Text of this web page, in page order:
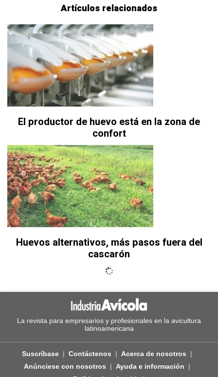
Artículos relacionados
El productor de huevo está en la zona de
confort
Huevos alternativos, más pasos fuera del
cascarón
La revista para empresarios y profesionales en la avicultura
latinoamericana
Suscríbase Contáctenos
Acerca de nosotros
Anúnciese con nosotros
Ayuda e información